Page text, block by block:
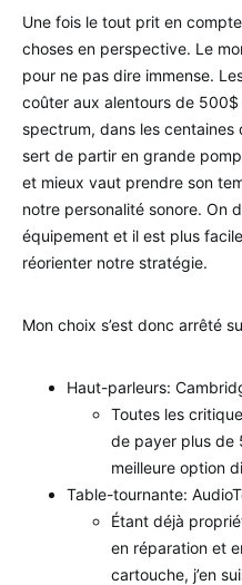
Une fois le tout prit en
choses en perspective. Le
pour ne pas dire immense.
coûter aux alentours de 500$
spectrum, dans les centaines
sert de partir en grande
et mieux vaut prendre son
notre personalité sonore. On
équipement et il est plus
réorienter notre stratégie.
Mon choix s’est donc arrêté
Haut-parleurs:
Toutes les
de payer plus de
meilleure option
Table-tournante:
Étant déjà
en réparation et
cartouche, j’en